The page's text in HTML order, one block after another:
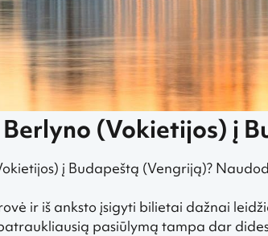
iš Berlyno Pigūs skrydžiai iš Berlyno į Budapeštą,
(Vokietijos) į
į Budapeštą (Vengriją)?
ir iš anksto įsigyti bilietai dažnai
pasiūlymą tampa dar